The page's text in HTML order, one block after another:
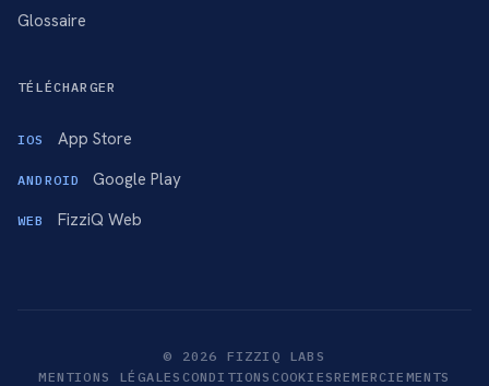
Glossaire
TÉLÉCHARGER
IOS App Store
ANDROID Google Play
WEB FizziQ Web
© 2026 FIZZIQ LABS
MENTIONS LÉGALES CONDITIONS COOKIESREMERCIEMENTS